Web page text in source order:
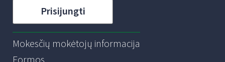
Prisijungti
Mokesčių mokėtojų informacija